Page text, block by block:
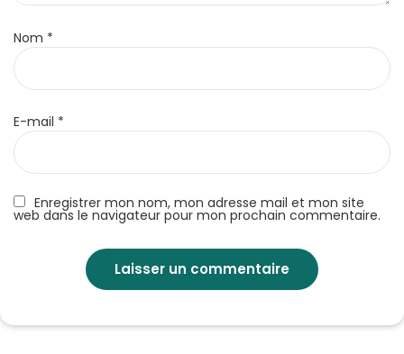
Enregistrer mon nom, mon adresse mail et mon site
web dans le navigateur pour mon prochain commentaire.
Nom *
E-mail *